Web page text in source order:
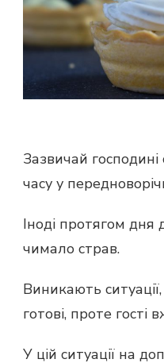
Зазвичай
часу у
Іноді протягом дня
чимало страв.
Виникають
готові, проте
У цій ситуації на